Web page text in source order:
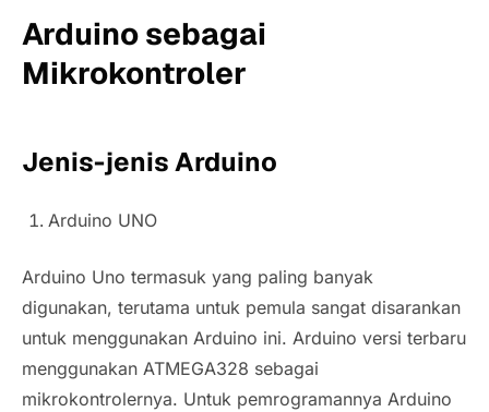
Arduino sebagai
Mikrokontroler
Jenis-jenis Arduino
Arduino UNO
Arduino Uno termasuk yang paling banyak
digunakan, terutama untuk pemula sangat disarankan
untuk menggunakan Arduino ini. Arduino versi terbaru
menggunakan ATMEGA328 sebagai
mikrokontrolernya. Untuk pemrogramannya Arduino